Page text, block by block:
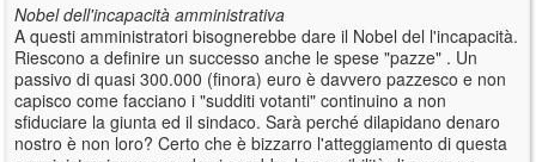
Nobel dell'incapacità amministrativa
A questi amministratori bisognerebbe dare il Nobel del l'incapacità.
Riescono a definire un successo anche le spese "pazze" . Un
passivo di quasi 300.000 (finora) euro è davvero pazzesco e non
capisco come facciano i "sudditi votanti" continuino a non
sfiduciare la giunta ed il sindaco. Sarà perché dilapidano denaro
nostro è non loro? Certo che è bizzarro l'atteggiamento di questa